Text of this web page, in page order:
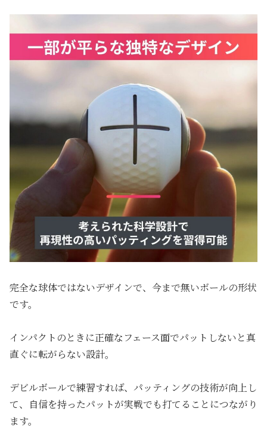
完全な球体ではないデザインで、今まで無いボールの形状
です。
インパクトのときに正確なフェース面でパットしないと真
直ぐに転がらない設計。
デビルボールで練習すれば、パッティングの技術が向上し
て、自信を持ったパットが実戦でも打てることにつながり
ます。